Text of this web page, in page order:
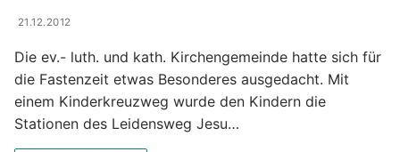
21.12.2012
Die ev.- luth. und kath. Kirchengemeinde hatte sich für
die Fastenzeit etwas Besonderes ausgedacht. Mit
einem Kinderkreuzweg wurde den Kindern die
Stationen des Leidensweg Jesu…